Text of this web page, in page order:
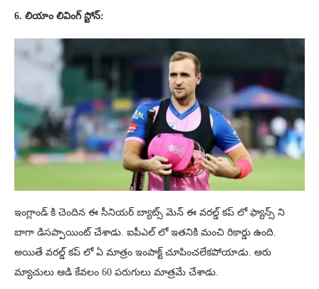
6. లియాం లివింగ్ స్టోన్:
ఇంగ్లాండ్ కి చెందిన ఈ సీనియర్ బ్యాట్స్ మెన్ ఈ వరల్డ్ కప్ లో ఫ్యాన్స్ ని
బాగా డిసప్పాయింట్ చేశాడు. ఐపీఎల్ లో ఇతనికి మంచి రికార్డు ఉంది.
అయితే వరల్డ్ కప్ లో ఏ మాత్రం ఇంపాక్ట్ చూపించలేకపోయాడు. ఆరు
మ్యాచులు ఆడి కేవలం 60 పరుగులు మాత్రమే చేశాడు.